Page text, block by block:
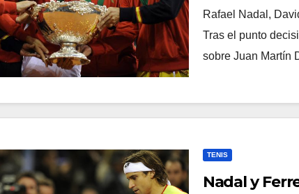
Rafael Nadal,
Tras el punto
sobre Juan Martín
TENIS
Nadal y